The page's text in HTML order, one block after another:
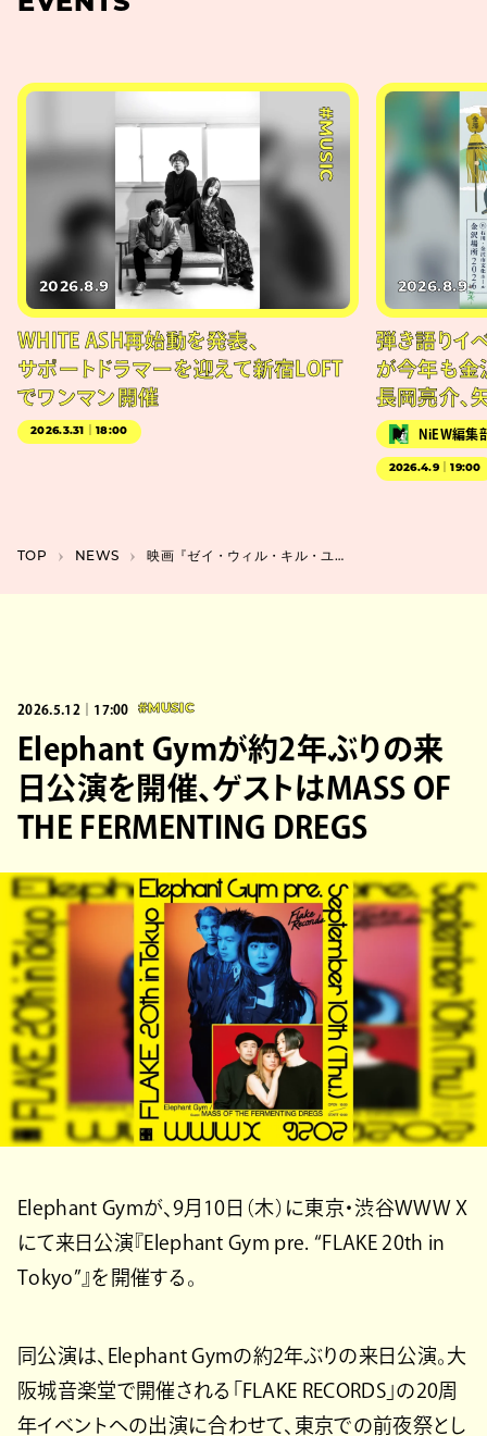
#MUSIC
2026.8.9
WHITE ASH再始動を発表、
サポートドラマーを迎えて新宿LOFT
でワンマン開催
2026.3.31｜18:00
2026.8.9
弾き語りイ
が今年も金
長岡亮介、
NiEW編集
2026.4.9｜19:00
TOP NEWS 映画『ゼイ・ウィル・キル・ユー』。「ロシアのタランティーノ」が欧米映画に殴り込み
2026.5.12｜17:00 #MUSIC
Elephant Gymが約2年ぶりの来
日公演を開催、ゲストはMASS OF
THE FERMENTING DREGS
Elephant Gymが、9月10日（木）に東京・渋谷WWW X
にて来日公演『Elephant Gym pre. “FLAKE 20th in
Tokyo”』を開催する。
同公演は、Elephant Gymの約2年ぶりの来日公演。大
阪城音楽堂で開催される「FLAKE RECORDS」の20周
年イベントへの出演に合わせて、東京での前夜祭とし